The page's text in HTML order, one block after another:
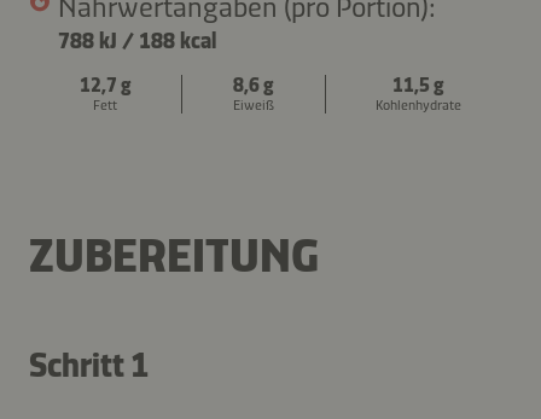
788 kJ / 188 kcal
12,7 g
Fett
8,6 g
Eiweiß
11,5 g
Kohlenhydrate
ZUBEREITUNG
Schritt 1